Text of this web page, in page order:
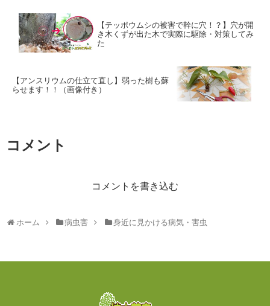
【テッポウムシの被害で幹に穴！？】穴が開
き木くずが出た木で実際に駆除・対策してみ
た
【アンスリウムの仕立て直し】弱った樹も蘇
らせます！！（画像付き）
コメント
コメントを書き込む
ホーム 病虫害 身近に見かける病気・害虫